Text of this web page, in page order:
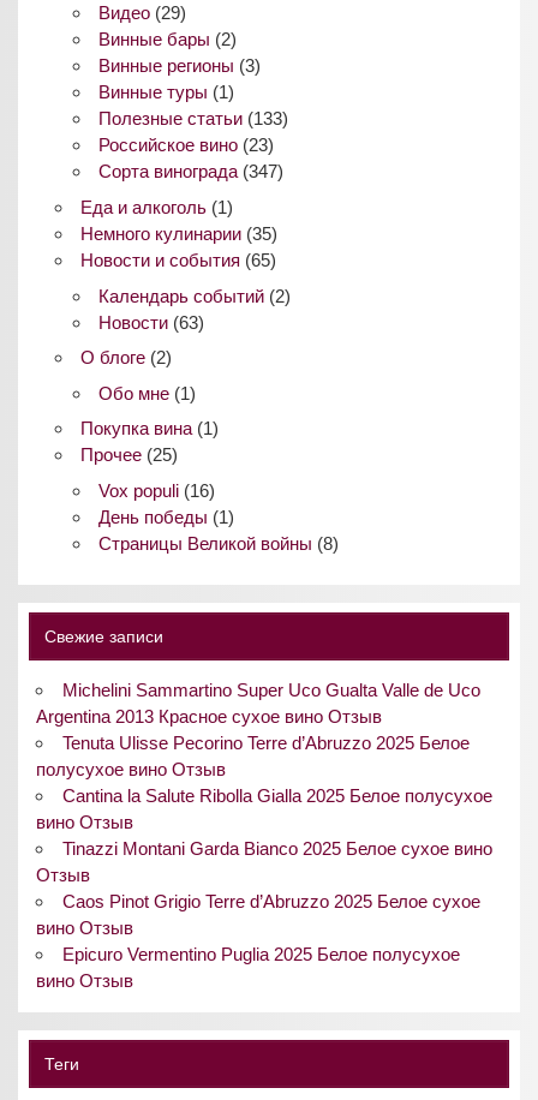
Видео(29)
Винные бары (2)
Винные регионы (3)
Винные туры (1)
Полезные статьи(133)
Российское вино(23)
Сорта винограда(347)
Еда и алкоголь(1)
Немного кулинарии(35)
Новости и события (65)
Календарь событий(2)
Новости(63)
О блоге(2)
Обо мне(1)
Покупка вина(1)
Прочее(25)
Vox populi(16)
День победы (1)
Страницы Великой войны (8)
Свежие записи
Michelini Sammartino Super Uco Gualta Valle de Uco
Argentina 2013 Красное сухое вино Отзыв
Tenuta Ulisse Pecorino Terre d’Abruzzo 2025 Белое
полусухое вино Отзыв
Cantina la Salute Ribolla Gialla 2025 Белое полусухое
вино Отзыв
Tinazzi Montani Garda Bianco 2025 Белое сухое вино
Отзыв
Caos Pinot Grigio Terre d’Abruzzo 2025 Белое сухое
вино Отзыв
Epicuro Vermentino Puglia 2025 Белое полусухое
вино Отзыв
Теги